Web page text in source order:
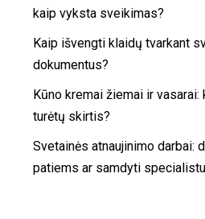
kaip vyksta sveikimas?
Kaip išvengti klaidų tvarkant
dokumentus?
Kūno kremai žiemai ir vasarai:
turėtų skirtis?
Svetainės atnaujinimo darbai:
patiems ar samdyti